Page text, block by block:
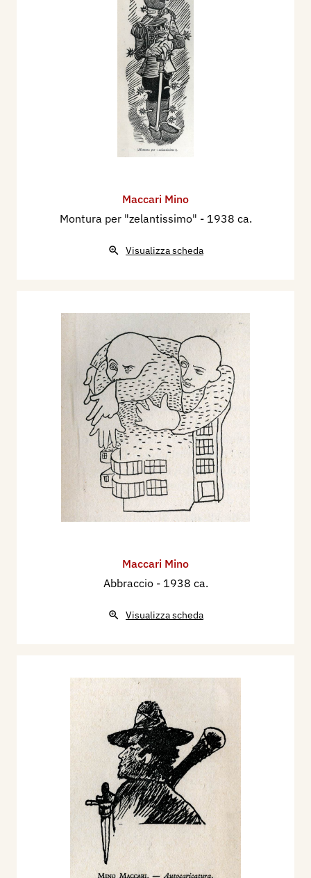
Maccari Mino
Montura per "zelantissimo" - 1938 ca.
Visualizza scheda
Maccari Mino
Abbraccio - 1938 ca.
Visualizza scheda